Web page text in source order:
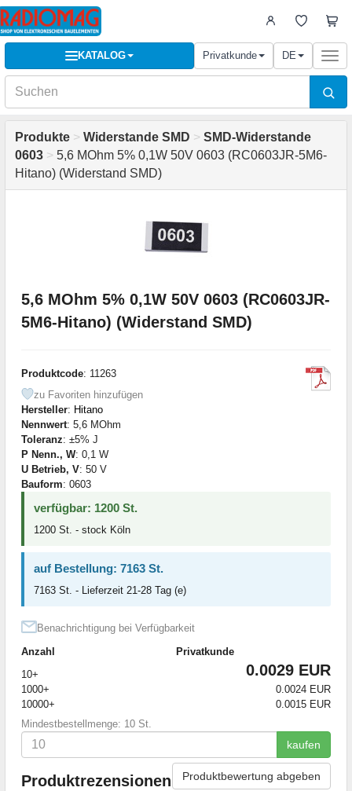
KATALOG Privatkunde DE
Produkte > Widerstande SMD > SMD-Widerstande
0603 > 5,6 MOhm 5% 0,1W 50V 0603 (RC0603JR-5M6-
Hitano) (Widerstand SMD)
5,6 MOhm 5% 0,1W 50V 0603 (RC0603JR-
5M6-Hitano) (Widerstand SMD)
Produktcode: 11263
zu Favoriten hinzufügen
Hersteller: Hitano
Nennwert: 5,6 MOhm
Toleranz: ±5% J
P Nenn., W: 0,1 W
U Betrieb, V: 50 V
Bauform: 0603
verfügbar: 1200 St.
1200 St. - stock Köln
auf Bestellung: 7163 St.
7163 St. - Lieferzeit 21-28 Tag (e)
Benachrichtigung bei Verfügbarkeit
Anzahl
Privatkunde
10+
0.0029 EUR
1000+
0.0024 EUR
10000+
0.0015 EUR
Mindestbestellmenge: 10 St.
kaufen
Produktrezensionen Produktbewertung abgeben